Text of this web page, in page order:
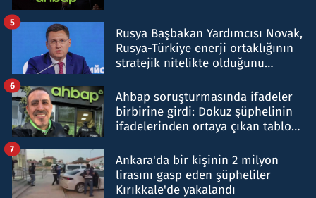
Rusya Başbakan Yardımcısı Novak,
Rusya-Türkiye enerji ortaklığının
stratejik nitelikte olduğunu
5
Ahbap soruşturmasında ifadeler
birbirine girdi: Dokuz şüphelinin
ifadelerinden ortaya çıkan tablo
6
Ankara'da bir kişinin 2 milyon
lirasını gasp eden şüpheliler
Kırıkkale'de yakalandı
7